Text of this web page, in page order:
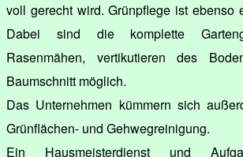
voll gerecht wird. Grünpflege ist ebenso
Dabei sind die komplette
Rasenmähen, vertikutieren des
Baumschnitt möglich.
Das Unternehmen kümmern sich
Grünflächen- und Gehwegreinigung.
Ein Hausmeisterdienst und